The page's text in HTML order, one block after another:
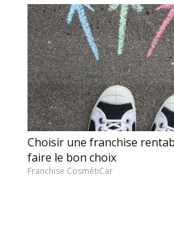
Choisir une franchise
faire le bon choix
Franchise CosmétiCar